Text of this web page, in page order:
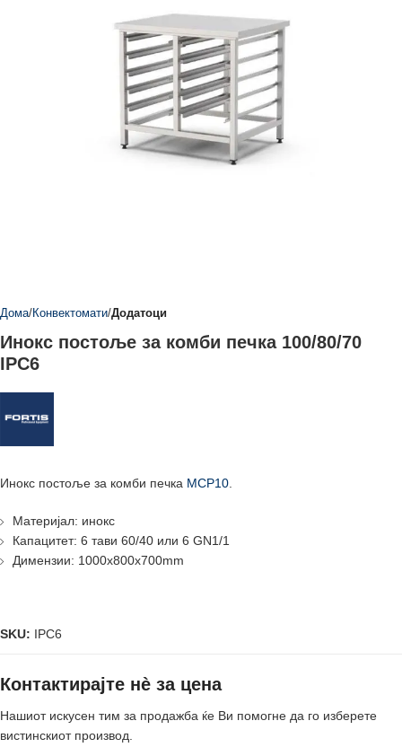
Дома Конвектомати Додатоци
Инокс постоље за комби печка 100/80/70
IPC6
Инокс постоље за комби печка MCP10
Материјал: инокс
Капацитет: 6 тави 60/40 или 6 GN1/1
Димензии: 1000x800x700mm
SKU: IPC6
Контактирајте нè за цена
Нашиот искусен тим за продажба ќе Ви помогне да го изберете
вистинскиот производ.